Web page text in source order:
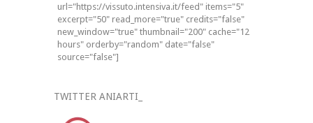
url="https://vissuto.intensiva.it/feed" items="5"
excerpt="50" read_more="true" credits="false"
new_window="true" thumbnail="200" cache="12
hours" orderby="random" date="false"
source="false"]
TWITTER ANIARTI_